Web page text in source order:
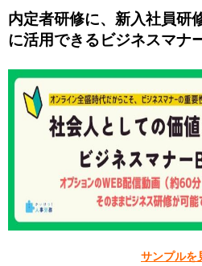
内定者研修に、新入社員研
に活用できるビジネスマナ
サンプルを